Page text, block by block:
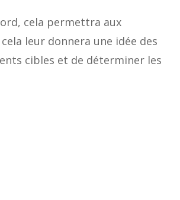
cela permettra aux
leur donnera une idée des
cibles et de déterminer les